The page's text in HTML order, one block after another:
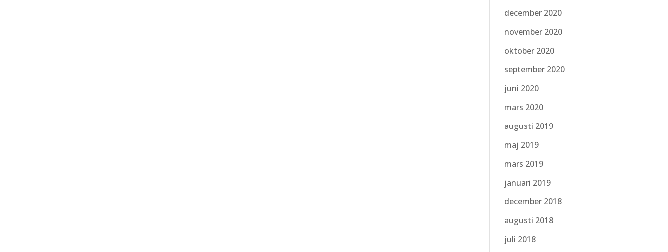
december 2020
november 2020
oktober 2020
september 2020
juni 2020
mars 2020
augusti 2019
maj 2019
mars 2019
januari 2019
december 2018
augusti 2018
juli 2018